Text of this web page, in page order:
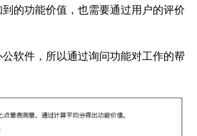
的功能价值，也需要通过用户的评价
软件，所以通过询问功能对工作的帮